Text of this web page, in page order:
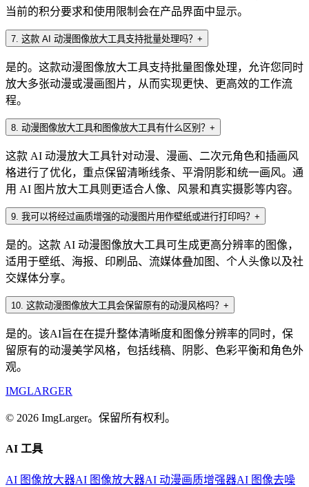
当前的积分要求和使用限制会在产品界面中显示。
7 这款 AI 动漫图像放大工具支持批量处理吗？ +
是的。这款动漫图像放大工具支持批量图像处理，允许您同时
放大多张动漫或漫画图片，从而实现更快、更高效的工作流
程。
8 动漫图像放大工具和图像放大工具有什么区别？ +
这款 AI 动漫放大工具针对动漫、漫画、二次元角色和插画风
格进行了优化，重点保留清晰线条、平滑阴影和统一画风。通
用 AI 图片放大工具则更适合人像、风景和真实摄影等内容。
9 我可以将经过画质增强的动漫图片用作壁纸或进行打印吗？ +
是的。这款 AI 动漫图像放大工具可生成更高分辨率的图像，
适用于壁纸、海报、印刷品、流媒体叠加图、个人头像以及社
交媒体分享。
10 这款动漫图像放大工具会保留原有的动漫风格吗？ +
是的。该AI旨在在提升整体清晰度和图像分辨率的同时，保
留原有的动漫美学风格，包括线稿、阴影、色彩平衡和角色外
观。
IMGLARGER
© 2026 ImgLarger。保留所有权利。
AI 工具
AI 图像放大器AI 图像放大器AI 动漫画质增强器AI 图像去噪